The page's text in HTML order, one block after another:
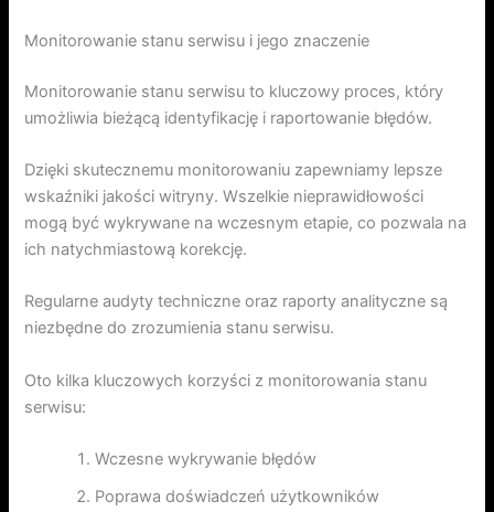
Monitorowanie stanu serwisu i jego znaczenie
Monitorowanie stanu serwisu to kluczowy proces, który
umożliwia bieżącą identyfikację i raportowanie błędów.
Dzięki skutecznemu monitorowaniu zapewniamy lepsze
wskaźniki jakości witryny. Wszelkie nieprawidłowości
mogą być wykrywane na wczesnym etapie, co pozwala na
ich natychmiastową korekcję.
Regularne audyty techniczne oraz raporty analityczne są
niezbędne do zrozumienia stanu serwisu.
Oto kilka kluczowych korzyści z monitorowania stanu
serwisu:
Wczesne wykrywanie błędów
Poprawa doświadczeń użytkowników